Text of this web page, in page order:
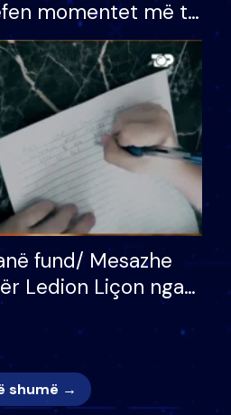
momentet më të
e BB VIP: Do më
mëngjesit kur…
fund/ Mesazhe
Ledion Liçon nga
e tij, moderatori
Nuk meritoj…
shumë →